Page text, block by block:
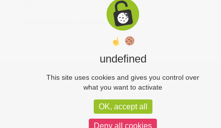
Abonnement annuel : 20 €
Abonnement au journal :
Plan du site
Administration
undefined
This site uses cookies and gives you control over
what you want to activate
OK, accept all
Deny all cookies